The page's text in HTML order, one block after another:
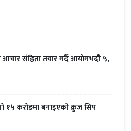
संहिता तयार गर्दै आयोगभदौ ५,
१५ करोडमा बनाइएको क्रुज सिप